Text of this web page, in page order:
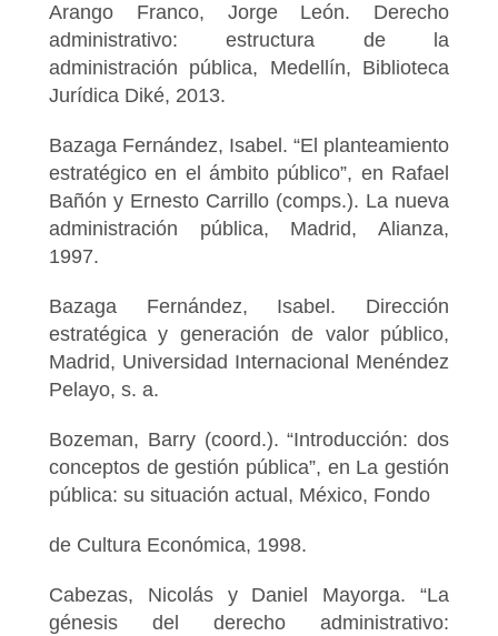
Arango Franco, Jorge León. Derecho
administrativo: estructura de la
administración pública, Medellín, Biblioteca
Jurídica Diké, 2013.
Bazaga Fernández, Isabel. “El planteamiento
estratégico en el ámbito público”, en Rafael
Bañón y Ernesto Carrillo (comps.). La nueva
administración pública, Madrid, Alianza,
1997.
Bazaga Fernández, Isabel. Dirección
estratégica y generación de valor público,
Madrid, Universidad Internacional Menéndez
Pelayo, s. a.
Bozeman, Barry (coord.). “Introducción: dos
conceptos de gestión pública”, en La gestión
pública: su situación actual, México, Fondo
de Cultura Económica, 1998.
Cabezas, Nicolás y Daniel Mayorga. “La
génesis del derecho administrativo: